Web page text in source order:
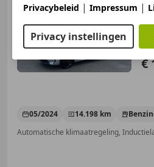
€
05/2024 14.198 km
Privacybeleid | Impressum |
Privacy instellingen